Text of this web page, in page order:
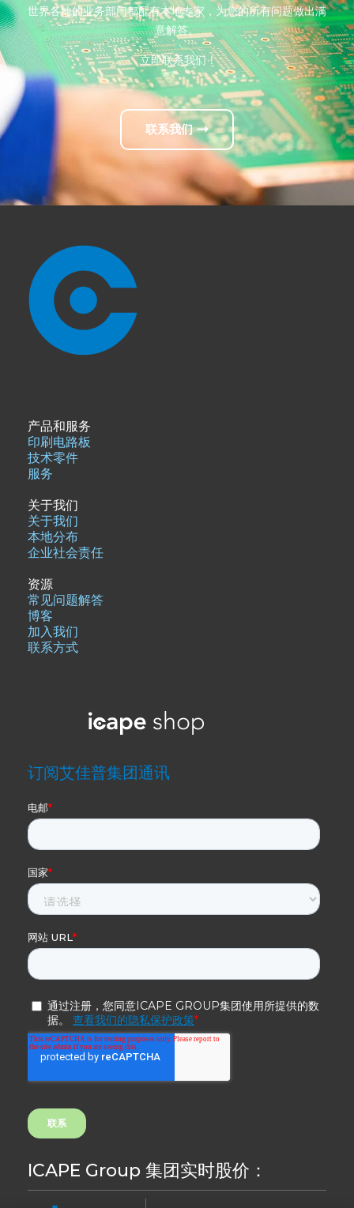
世界各地的业务部门都配有本地专家，为您的所有问题做出满
意解答。
立即联系我们！
联系我们
产品和服务
印刷电路板
技术零件
服务
关于我们
关于我们
本地分布
企业社会责任
资源
常见问题解答
博客
加入我们
联系方式
ICAPE Group 集团实时股价：